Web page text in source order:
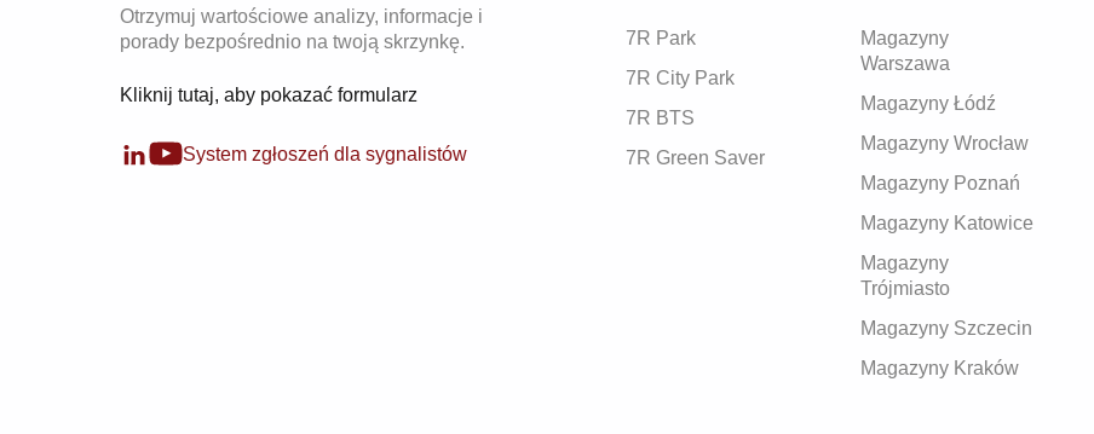
Otrzymuj wartościowe analizy, informacje i
porady bezpośrednio na twoją skrzynkę.
Kliknij tutaj, aby pokazać formularz
System zgłoszeń dla sygnalistów
7R Park
7R City Park
7R BTS
7R Green Saver
Magazyny
Warszawa
Magazyny Łódź
Magazyny Wrocław
Magazyny Poznań
Magazyny Katowice
Magazyny
Trójmiasto
Magazyny Szczecin
Magazyny Kraków